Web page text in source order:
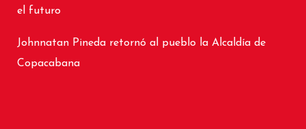
el futuro
Johnnatan Pineda retornó al pueblo la Alcaldía de
Copacabana